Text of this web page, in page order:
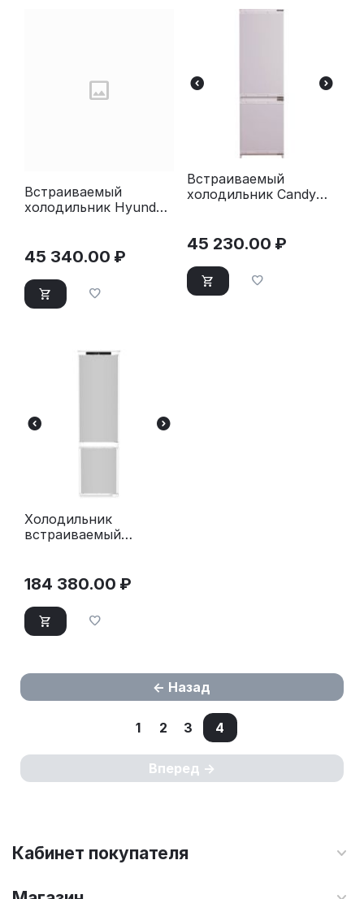
Встраиваемый
холодильник Hyundai
45 340.00 ₽
Встраиваемый
холодильник Candy
45 230.00 ₽
Холодильник
встраиваемый
184 380.00 ₽
Назад
1 2 3 4
Вперед
Кабинет покупателя